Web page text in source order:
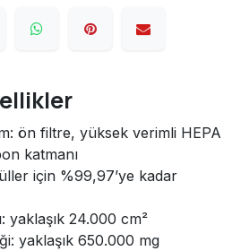
ön filtre, yüksek verimli HEPA
katmanı
için %99,97’ye kadar
yaklaşık 24.000 cm²
yaklaşık 650.000 mg